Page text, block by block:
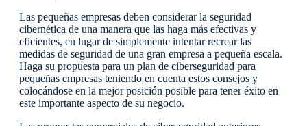
Las pequeñas empresas deben considerar la seguridad
cibernética de una manera que las haga más efectivas y
eficientes, en lugar de simplemente intentar recrear las
medidas de seguridad de una gran empresa a pequeña escala.
Haga su propuesta para un plan de ciberseguridad para
pequeñas empresas teniendo en cuenta estos consejos y
colocándose en la mejor posición posible para tener éxito en
este importante aspecto de su negocio.